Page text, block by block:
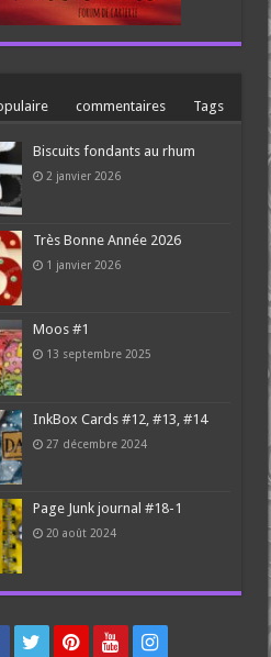
commentaires Tags
Biscuits fondants au rhum
2 janvier 2026
Très Bonne Année 2026
1 janvier 2026
Moos #1
13 septembre 2025
InkBox Cards #12, #13, #14
27 décembre 2024
Page Junk journal #18-1
20 août 2024